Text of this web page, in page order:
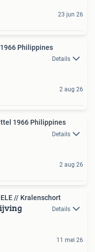
23 jun 26
Philippines
Details
2 aug 26
1966 Philippines
Details
2 aug 26
NDEBELE // Kralenschort
Details
11 mei 26